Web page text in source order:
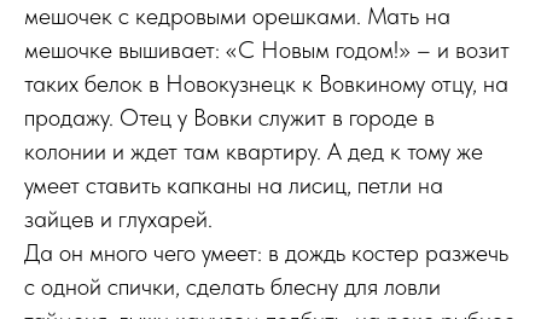
мешочек с кедровыми орешками. Мать на
мешочке вышивает: «С Новым годом!» – и возит
таких белок в Новокузнецк к Вовкиному отцу, на
продажу. Отец у Вовки служит в городе в
колонии и ждет там квартиру. А дед к тому же
умеет ставить капканы на лисиц, петли на
зайцев и глухарей.
Да он много чего умеет: в дождь костер разжечь
с одной спички, сделать блесну для ловли